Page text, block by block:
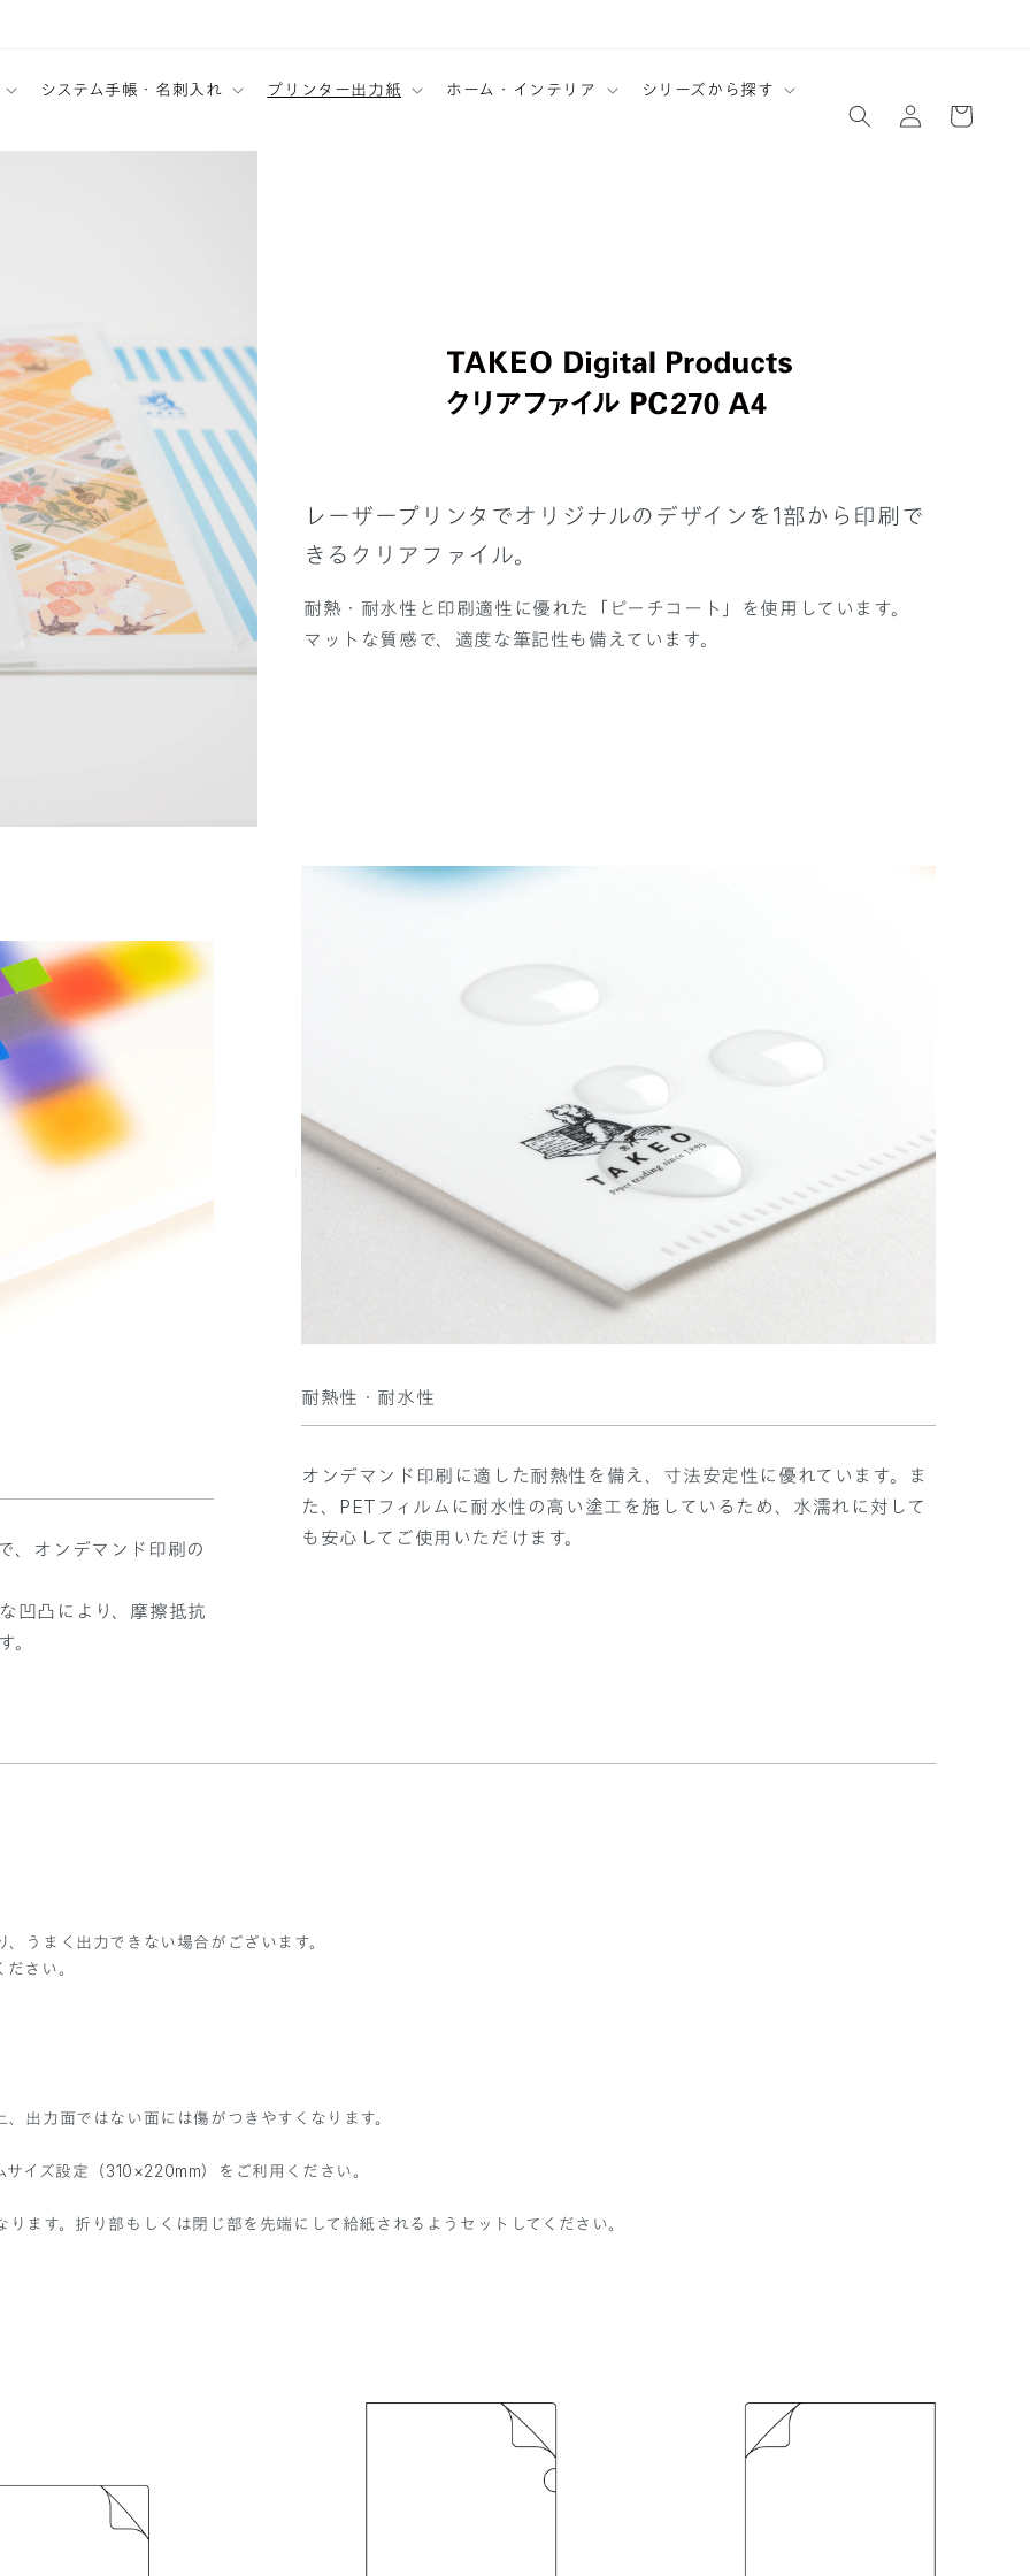
システム手帳・名刺入れ プリンター出力紙 ホーム・インテリア シリーズから探す
グ
イ
ー
レーザープリンタでオリジナルのデザインを1部から印刷で
きるクリアファイル。
耐熱・耐水性と印刷適性に優れた「ピーチコート」を使用しています。
マットな質感で、適度な筆記性も備えています。
、オンデマンド印刷の
凹凸により、摩擦抵抗
耐熱性・耐水性
オンデマンド印刷に適した耐熱性を備え、寸法安定性に優れています。ま
た、PETフィルムに耐水性の高い塗工を施しているため、水濡れに対して
も安心してご使用いただけます。
うまく出力できない場合がございます。
さい。
出力面ではない面には傷がつきやすくなります。
イズ設定（310×220mm）をご利用ください。
ます。折り部もしくは閉じ部を先端にして給紙されるようセットしてください。